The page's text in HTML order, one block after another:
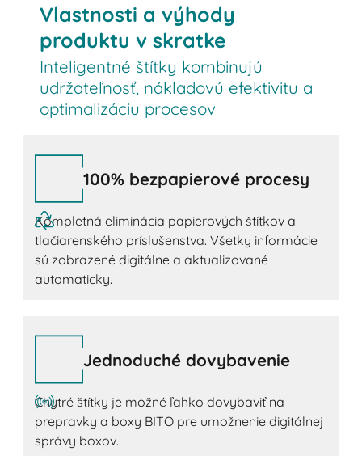
Vlastnosti a výhody
produktu v skratke
Inteligentné štítky kombinujú
udržateľnosť, nákladovú efektivitu a
optimalizáciu procesov
100% bezpapierové procesy
Kompletná eliminácia papierových štítkov a
tlačiarenského príslušenstva. Všetky informácie
sú zobrazené digitálne a aktualizované
automaticky.
Jednoduché dovybavenie
Chytré štítky je možné ľahko dovybaviť na
prepravky a boxy BITO pre umožnenie digitálnej
správy boxov.